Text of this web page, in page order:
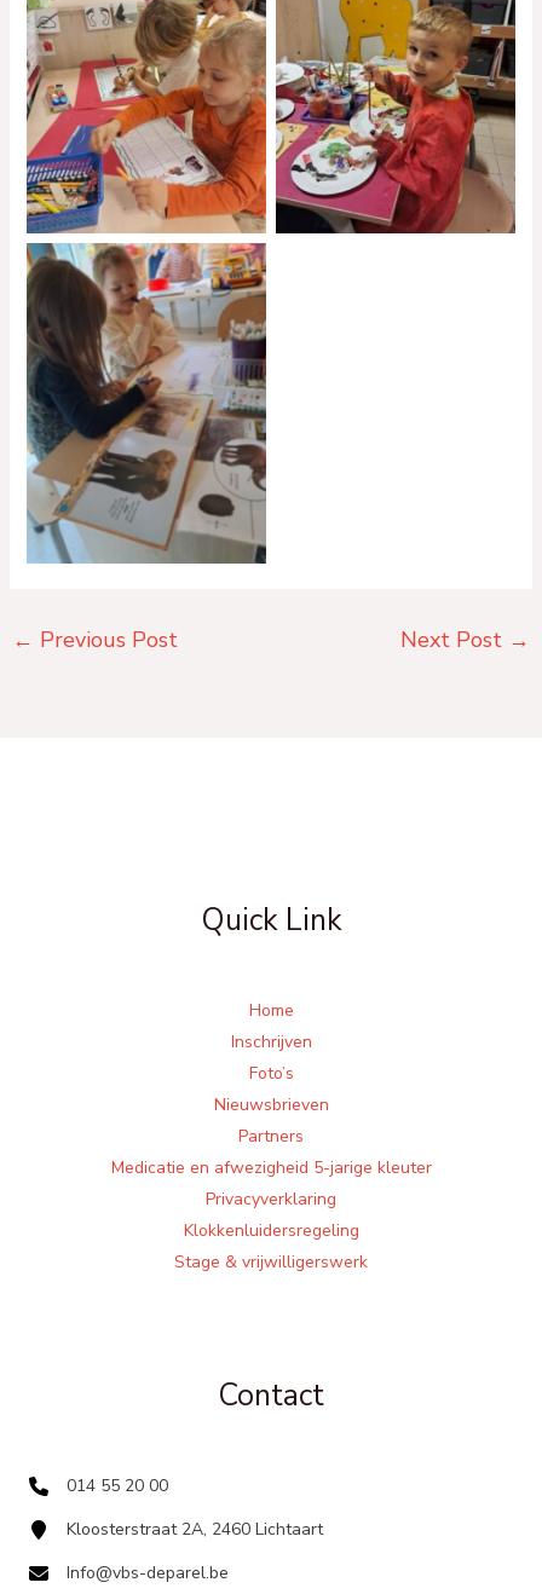
No Caption No Caption
No Caption
← Previous Post Next Post →
Quick Link
Home
Inschrijven
Foto’s
Nieuwsbrieven
Partners
Medicatie en afwezigheid 5-jarige kleuter
Privacyverklaring
Klokkenluidersregeling
Stage & vrijwilligerswerk
Contact
014 55 20 00
Kloosterstraat 2A, 2460 Lichtaart
Info@vbs-deparel.be